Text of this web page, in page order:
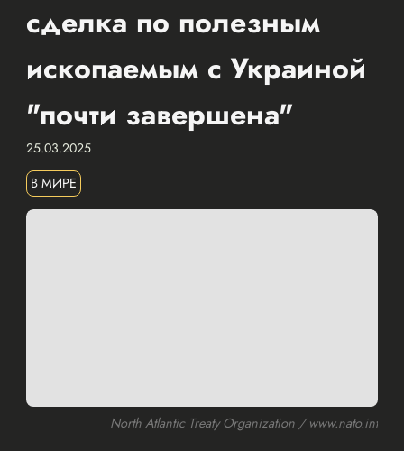
сделка по полезным
ископаемым с Украиной
"почти завершена"
25.03.2025
В МИРЕ
North Atlantic Treaty Organization / www.nato.int